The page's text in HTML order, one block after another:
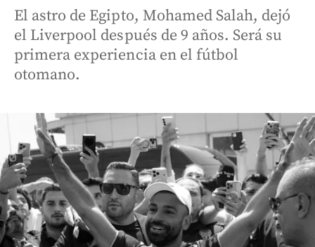
El astro de Egipto, Mohamed Salah, dejó
el Liverpool después de 9 años. Será su
primera experiencia en el fútbol
otomano.